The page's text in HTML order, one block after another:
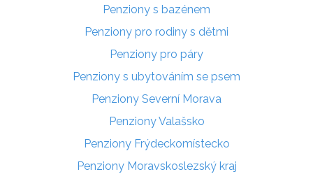
Penziony s bazénem
Penziony pro rodiny s dětmi
Penziony pro páry
Penziony s ubytováním se psem
Penziony Severní Morava
Penziony Valašsko
Penziony Frýdeckomístecko
Penziony Moravskoslezský kraj